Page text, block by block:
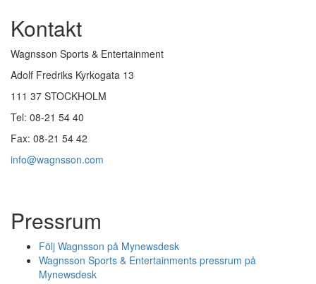
Kontakt
Wagnsson Sports & Entertainment
Adolf Fredriks Kyrkogata 13
111 37 STOCKHOLM
Tel: 08-21 54 40
Fax: 08-21 54 42
info@wagnsson.com
Pressrum
Följ Wagnsson på Mynewsdesk
Wagnsson Sports & Entertainments pressrum på
Mynewsdesk